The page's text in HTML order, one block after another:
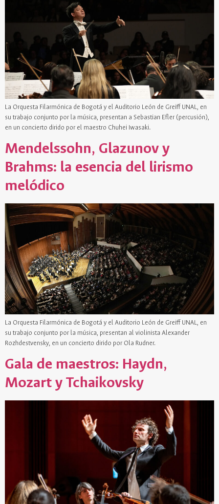
La Orquesta Filarmónica de Bogotá y el Auditorio León de Greiff UNAL, en
su trabajo conjunto por la música, presentan a Sebastian Efler (percusión),
en un concierto dirido por el maestro Chuhei Iwasaki.
Mendelssohn, Glazunov y
Brahms: la esencia del lirismo
melódico
La Orquesta Filarmónica de Bogotá y el Auditorio León de Greiff UNAL, en
su trabajo conjunto por la música, presentan al violinista Alexander
Rozhdestvensky, en un concierto dirido por Ola Rudner.
Gala de maestros: Haydn,
Mozart y Tchaikovsky